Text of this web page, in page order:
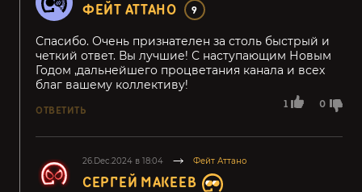
ФЕЙТ АТТАНО 9
1 0
Спасибо. Очень признателен за столь быстрый и
четкий ответ. Вы лучшие! С наступающим Новым
Годом ,дальнейшего процветания канала и всех
благ вашему коллективу!
ОТВЕТИТЬ
26.Dec.2024 в 18:04 Фейт Аттано
СЕРГЕЙ МАКЕЕВ